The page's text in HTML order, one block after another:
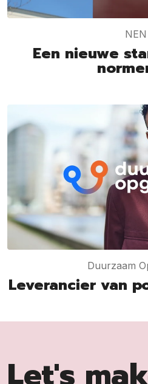
NEN
Een nieuwe
Duurzaam
Leverancier van